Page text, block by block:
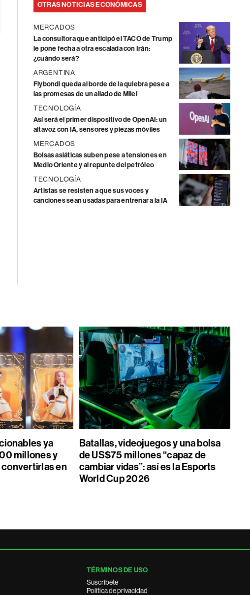
OTRAS NOTICIAS ECONÓMICAS
MERCADOS
La consultora que anticipó el TACO de Trump
le pone fecha a otra escalada con Irán:
¿cuándo será?
ARGENTINA
Flybondi queda al borde de la quiebra pese a
las promesas de un aliado de Milei
TECNOLOGÍA
Así será el primer dispositivo de OpenAI: un
altavoz con IA, sensores y piezas móviles
MERCADOS
Bolsas asiáticas suben pese a tensiones en
Medio Oriente y al repunte del petróleo
TECNOLOGÍA
Artistas se resisten a que sus voces y
canciones sean usadas para entrenar a la IA
ya
millones y
en
Batallas, videojuegos y una bolsa
de US$75 millones “capaz de
cambiar vidas”: así es la Esports
World Cup 2026
TÉRMINOS DE USO
Suscríbete
Política de privacidad